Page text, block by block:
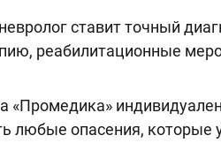
ставит точный
реабилитационные
любые опасения,